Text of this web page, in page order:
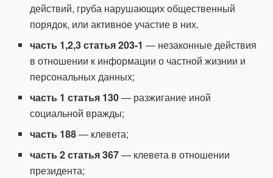
действий, груба нарушающих общественный
порядок, или активное участие в них.
часть 1,2,3 статья 203-1 — незаконные действия
в отношении к информации о частной жизнии и
персональных данных;
часть 1 статья 130— разжигание иной
социальной вражды;
часть 188— клевета;
часть 2 статья 367— клевета в отношении
президента;